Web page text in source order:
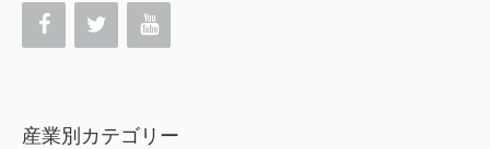
産業別カテゴリー